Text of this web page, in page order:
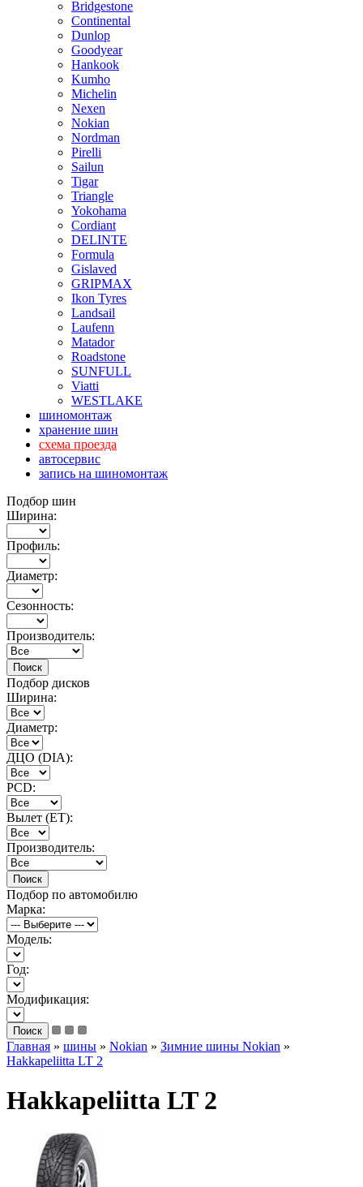
Bridgestone
Continental
Dunlop
Goodyear
Hankook
Kumho
Michelin
Nexen
Nokian
Nordman
Pirelli
Sailun
Tigar
Triangle
Yokohama
Cordiant
DELINTE
Formula
Gislaved
GRIPMAX
Ikon Tyres
Landsail
Laufenn
Matador
Roadstone
SUNFULL
Viatti
WESTLAKE
шиномонтаж
хранение шин
схема проезда
автосервис
запись на шиномонтаж
Подбор шин
Ширина:
Профиль:
Диаметр:
Сезонность:
Производитель:
Подбор дисков
Ширина:
Диаметр:
ДЦО (DIA):
PCD:
Вылет (ET):
Производитель:
Подбор по автомобилю
Марка:
Модель:
Год:
Модификация:
Главная » шины » Nokian » Зимние шины Nokian »
Hakkapeliitta LT 2
Hakkapeliitta LT 2